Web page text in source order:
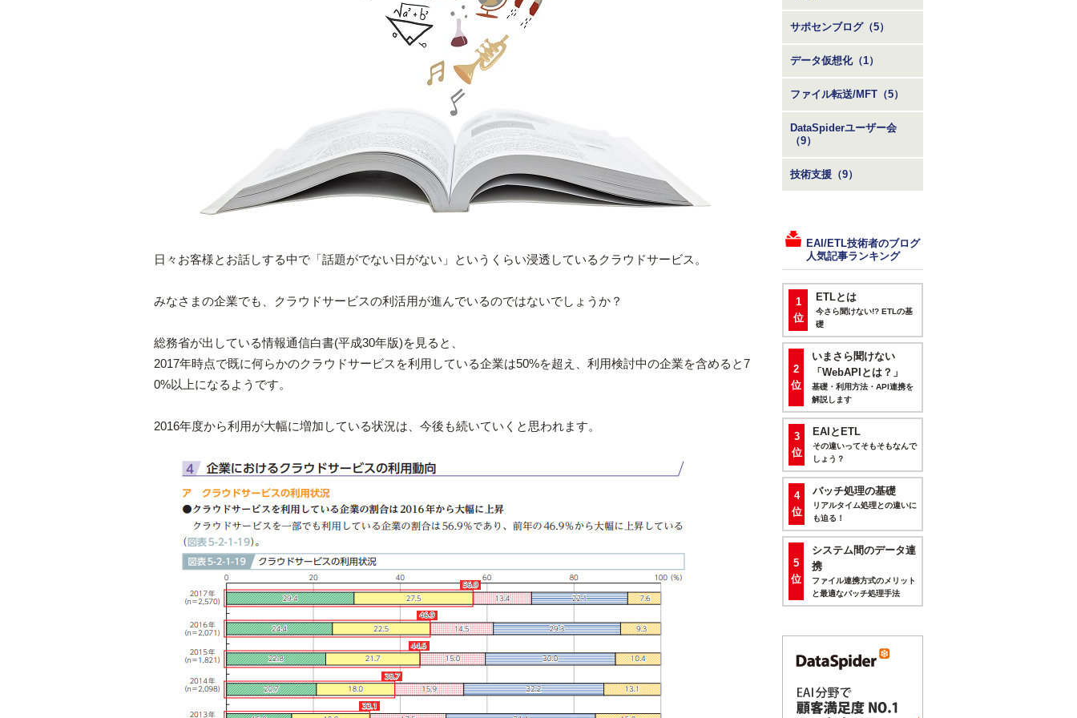
日々お客様とお話しする中で「話題がでない日がない」というくらい浸透しているクラウドサービス。
みなさまの企業でも、クラウドサービスの利活用が進んでいるのではないでしょうか？
総務省が出している情報通信白書(平成30年版)を見ると、
2017年時点で既に何らかのクラウドサービスを利用している企業は50%を超え、利用検討中の企業を含めると7
0%以上になるようです。
2016年度から利用が大幅に増加している状況は、今後も続いていくと思われます。
サポセンブログ（5）
データ仮想化（1）
ファイル転送/MFT（5）
DataSpiderユーザー会
（9）
技術支援（9）
EAI/ETL技術者のブログ
人気記事ランキング
1
位
ETLとは
今さら聞けない!? ETLの基
礎
2
位
いまさら聞けない
「WebAPIとは？」
基礎・利用方法・API連携を
解説します
3
位
EAIとETL
その違いってそもそもなんで
しょう？
4
位
バッチ処理の基礎
リアルタイム処理との違いに
も迫る！
5
位
システム間のデータ連
携
ファイル連携方式のメリット
と最適なバッチ処理手法